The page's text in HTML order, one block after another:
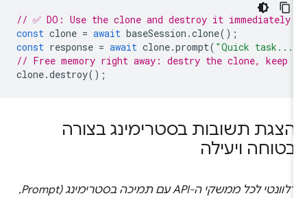
// ✅ DO: Use the clone and destroy it
const clone = await baseSession.clone ();
const response = await clone.prompt("Quick
// Free memory right away: destry the clone, keep
clone.destroy ();
הצגת תשובות בסטרימינג בצורה
בטוחה ויעילה
רלוונטי לכל ממשקי ה-API עם תמיכה בסטרימינג (Prompt,‏